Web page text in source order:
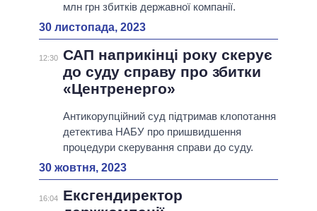
млн грн збитків державної компанії.
30 листопада, 2023
12:30 САП наприкінці року скерує
до суду справу про збитки
«Центренерго»
Антикорупційний суд підтримав клопотання
детектива НАБУ про пришвидшення
процедури скерування справи до суду.
30 жовтня, 2023
16:04
Ексгендиректор